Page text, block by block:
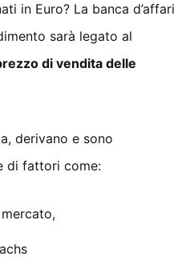
in Euro? La banca d’affari
sarà legato al
di vendita delle
derivano e sono
di fattori come: